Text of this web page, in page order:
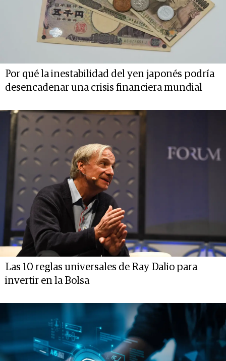
Por qué la inestabilidad del yen japonés podría
desencadenar una crisis financiera mundial
Las 10 reglas universales de Ray Dalio para
invertir en la Bolsa